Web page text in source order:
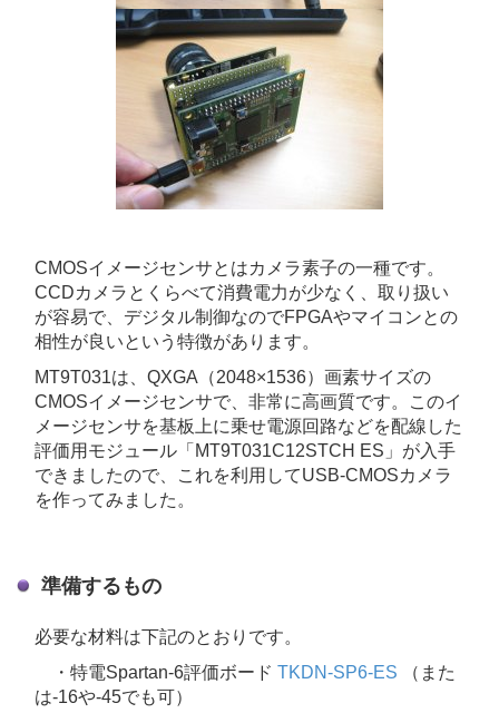
CMOSイメージセンサとはカメラ素子の一種です。
CCDカメラとくらべて消費電力が少なく、取り扱い
が容易で、デジタル制御なのでFPGAやマイコンとの
相性が良いという特徴があります。
MT9T031は、QXGA（2048×1536）画素サイズの
CMOSイメージセンサで、非常に高画質です。このイ
メージセンサを基板上に乗せ電源回路などを配線した
評価用モジュール「MT9T031C12STCH ES」が入手
できましたので、これを利用してUSB-CMOSカメラ
を作ってみました。
準備するもの
必要な材料は下記のとおりです。
・特電Spartan-6評価ボード TKDN-SP6-ES （また
は-16や-45でも可）